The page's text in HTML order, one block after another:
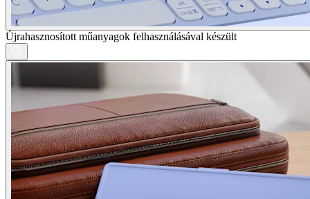
Újrahasznosított műanyagok felhasználásával készült